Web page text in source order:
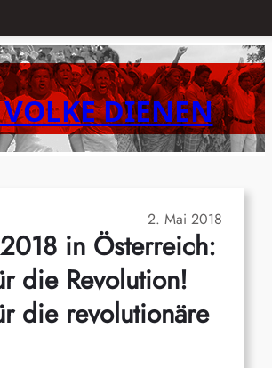
DIENEN
2. Mai 2018
in Österreich:
die Revolution!
die revolutionäre